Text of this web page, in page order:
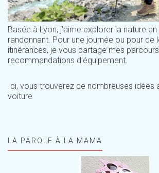
Basée à Lyon, j'aime explorer la nature
randonnant. Pour une journée ou pour de
itinérances, je vous partage mes
recommandations d'équipement.
Ici, vous trouverez de nombreuses idées
voiture
LA PAROLE À LA MAMA